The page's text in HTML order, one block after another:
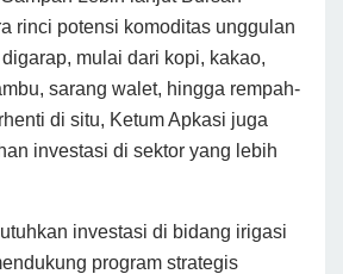
rinci potensi komoditas unggulan
mulai dari kopi, kakao,
sarang walet, hingga rempah-
di situ, Ketum Apkasi juga
investasi di sektor yang lebih
investasi di bidang irigasi
program strategis